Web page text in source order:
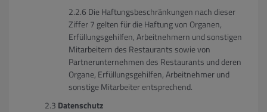
Die Haftungsbeschränkungen nach dieser
Ziffer 7 gelten für die Haftung von Organen,
Erfüllungsgehilfen, Arbeitnehmern und sonstigen
Mitarbeitern des Restaurants sowie von
Partnerunternehmen des Restaurants und deren
Organe, Erfüllungsgehilfen, Arbeitnehmer und
sonstige Mitarbeiter entsprechend.
Datenschutz